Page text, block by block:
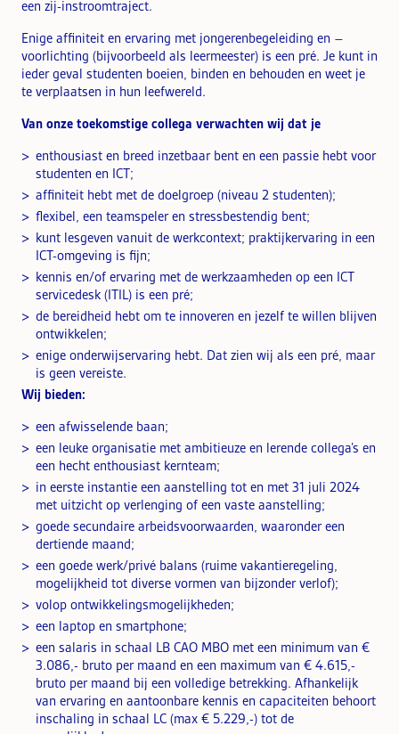
een zij-instroomtraject.
Enige affiniteit en ervaring met jongerenbegeleiding en –
voorlichting (bijvoorbeeld als leermeester) is een pré. Je kunt in
ieder geval studenten boeien, binden en behouden en weet je
te verplaatsen in hun leefwereld.
Van onze toekomstige collega verwachten wij dat je
enthousiast en breed inzetbaar bent en een passie hebt voor
studenten en ICT;
affiniteit hebt met de doelgroep (niveau 2 studenten);
flexibel, een teamspeler en stressbestendig bent;
kunt lesgeven vanuit de werkcontext; praktijkervaring in een
ICT-omgeving is fijn;
kennis en/of ervaring met de werkzaamheden op een ICT
servicedesk (ITIL) is een pré;
de bereidheid hebt om te innoveren en jezelf te willen blijven
ontwikkelen;
enige onderwijservaring hebt. Dat zien wij als een pré, maar
is geen vereiste.
Wij bieden:
een afwisselende baan;
een leuke organisatie met ambitieuze en lerende collega’s en
een hecht enthousiast kernteam;
in eerste instantie een aanstelling tot en met 31 juli 2024
met uitzicht op verlenging of een vaste aanstelling;
goede secundaire arbeidsvoorwaarden, waaronder een
dertiende maand;
een goede werk/privé balans (ruime vakantieregeling,
mogelijkheid tot diverse vormen van bijzonder verlof);
volop ontwikkelingsmogelijkheden;
een laptop en smartphone;
een salaris in schaal LB CAO MBO met een minimum van €
3.086,- bruto per maand en een maximum van € 4.615,-
bruto per maand bij een volledige betrekking. Afhankelijk
van ervaring en aantoonbare kennis en capaciteiten behoort
inschaling in schaal LC (max € 5.229,-) tot de